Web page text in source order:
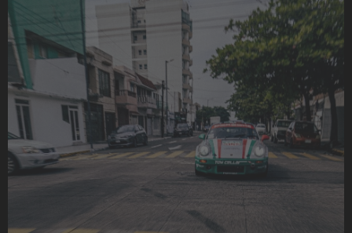
powered by
Usercentrics Consent
Management Platform